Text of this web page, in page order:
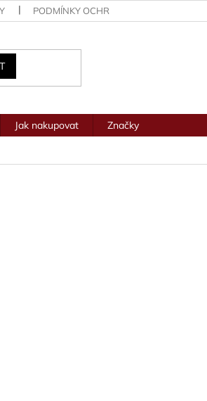
PODMÍNKY OCHRANY OSOBNÍCH ÚDAJŮ
Jak nakupovat
Značky